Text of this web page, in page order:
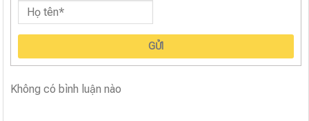
GỬI
Không có bình luận nào